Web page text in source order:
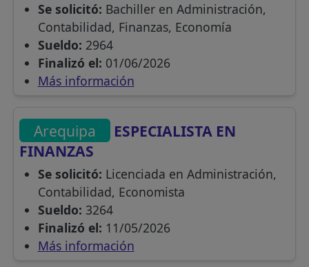
Se solicitó: Bachiller en Administración,
Contabilidad, Finanzas, Economía
Sueldo: 2964
Finalizó el: 01/06/2026
Más información
Arequipa
ESPECIALISTA EN
FINANZAS
Se solicitó: Licenciada en Administración,
Contabilidad, Economista
Sueldo: 3264
Finalizó el: 11/05/2026
Más información